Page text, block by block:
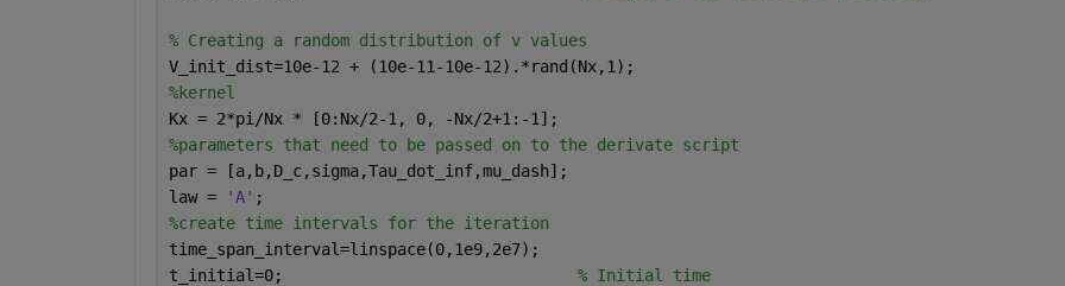
% Creating a random distribution of v values
V_init_dist=10e-12 + (10e-11-10e-12).*rand(Nx,1);
%kernel
Kx = 2*pi/Nx * [0:Nx/2-1, 0, -Nx/2+1:-1];
%parameters that need to be passed on to the derivate script
par = [a,b,D_c,sigma,Tau_dot_inf,mu_dash];
law =
'A' ;
%create time intervals for the iteration
time_span_interval=linspace(0,1e9,2e7);
t_initial=0; % Initial time